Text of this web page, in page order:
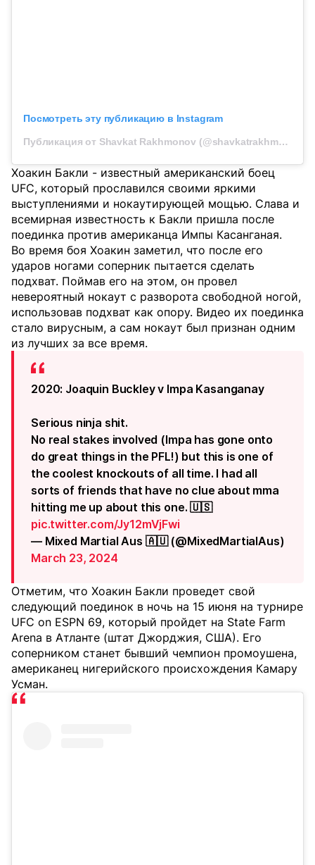
Посмотреть эту публикацию в Instagram
Публикация от Shavkat Rakhmonov (@shavkatrakhmonov94)
Хоакин Бакли - известный американский боец
UFC, который прославился своими яркими
выступлениями и нокаутирующей мощью. Слава и
всемирная известность к Бакли пришла после
поединка против американца Импы Касанганая.
Во время боя Хоакин заметил, что после его
ударов ногами соперник пытается сделать
подхват. Поймав его на этом, он провел
невероятный нокаут с разворота свободной ногой,
использовав подхват как опору. Видео их поединка
стало вирусным, а сам нокаут был признан одним
из лучших за все время.
2020: Joaquin Buckley v Impa Kasanganay
Serious ninja shit.
No real stakes involved (Impa has gone onto
do great things in the PFL!) but this is one of
the coolest knockouts of all time. I had all
sorts of friends that have no clue about mma
hitting me up about this one. 🇺🇸
pic.twitter.com/Jy12mVjFwi
— Mixed Martial Aus 🇦🇺 (@MixedMartialAus)
March 23, 2024
Отметим, что Хоакин Бакли проведет свой
следующий поединок в ночь на 15 июня на турнире
UFC on ESPN 69, который пройдет на State Farm
Arena в Атланте (штат Джорджия, США). Его
соперником станет бывший чемпион промоушена,
американец нигерийского происхождения Камару
Усман.